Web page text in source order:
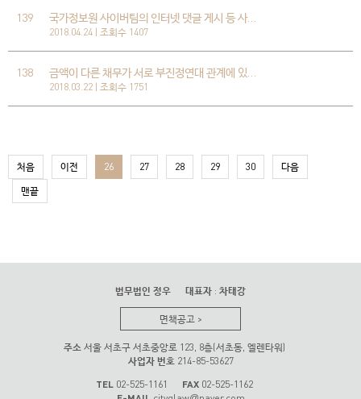
139 국가정보원 사이버팀의 인터넷 댓글 게시 등 사…
2018.04.24 | 조회수 1407
138 금액이 다른 채무가 서로 부진정연대 관계에 있…
2018.03.22 | 조회수 1751
처음 이전 26 27 28 29 30
다음
맨끝
법무법인 정우 대표자 : 차태강
면책공고 >
주소 서울 서초구 서초중앙로 123, 8층(서초동, 엘렌타워)
사업자 번호214-85-53627
TEL 02-525-1161 FAX 02-525-1162